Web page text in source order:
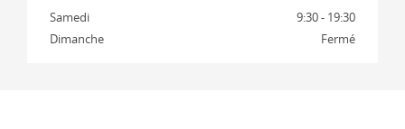
Samedi
9:30 - 19:30
Dimanche
Fermé